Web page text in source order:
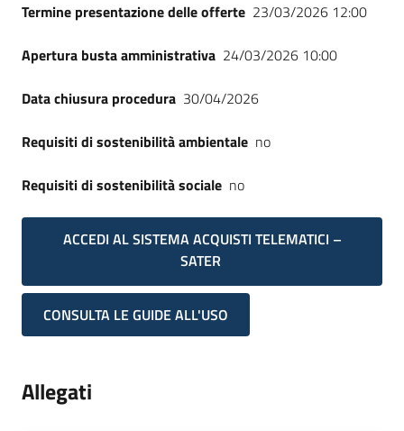
Termine presentazione delle offerte 23/03/2026 12:00
Apertura busta amministrativa 24/03/2026 10:00
Data chiusura procedura 30/04/2026
Requisiti di sostenibilità ambientale no
Requisiti di sostenibilità sociale no
ACCEDI AL SISTEMA ACQUISTI TELEMATICI –
SATER
CONSULTA LE GUIDE ALL'USO
Allegati